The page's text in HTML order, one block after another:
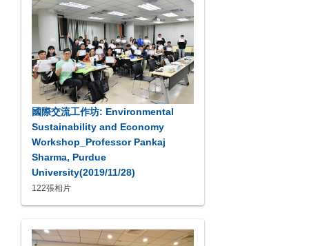
國際交流工作坊: Environmental
Sustainability and Economy
Workshop_Professor Pankaj
Sharma, Purdue
University(2019/11/28)
122張相片